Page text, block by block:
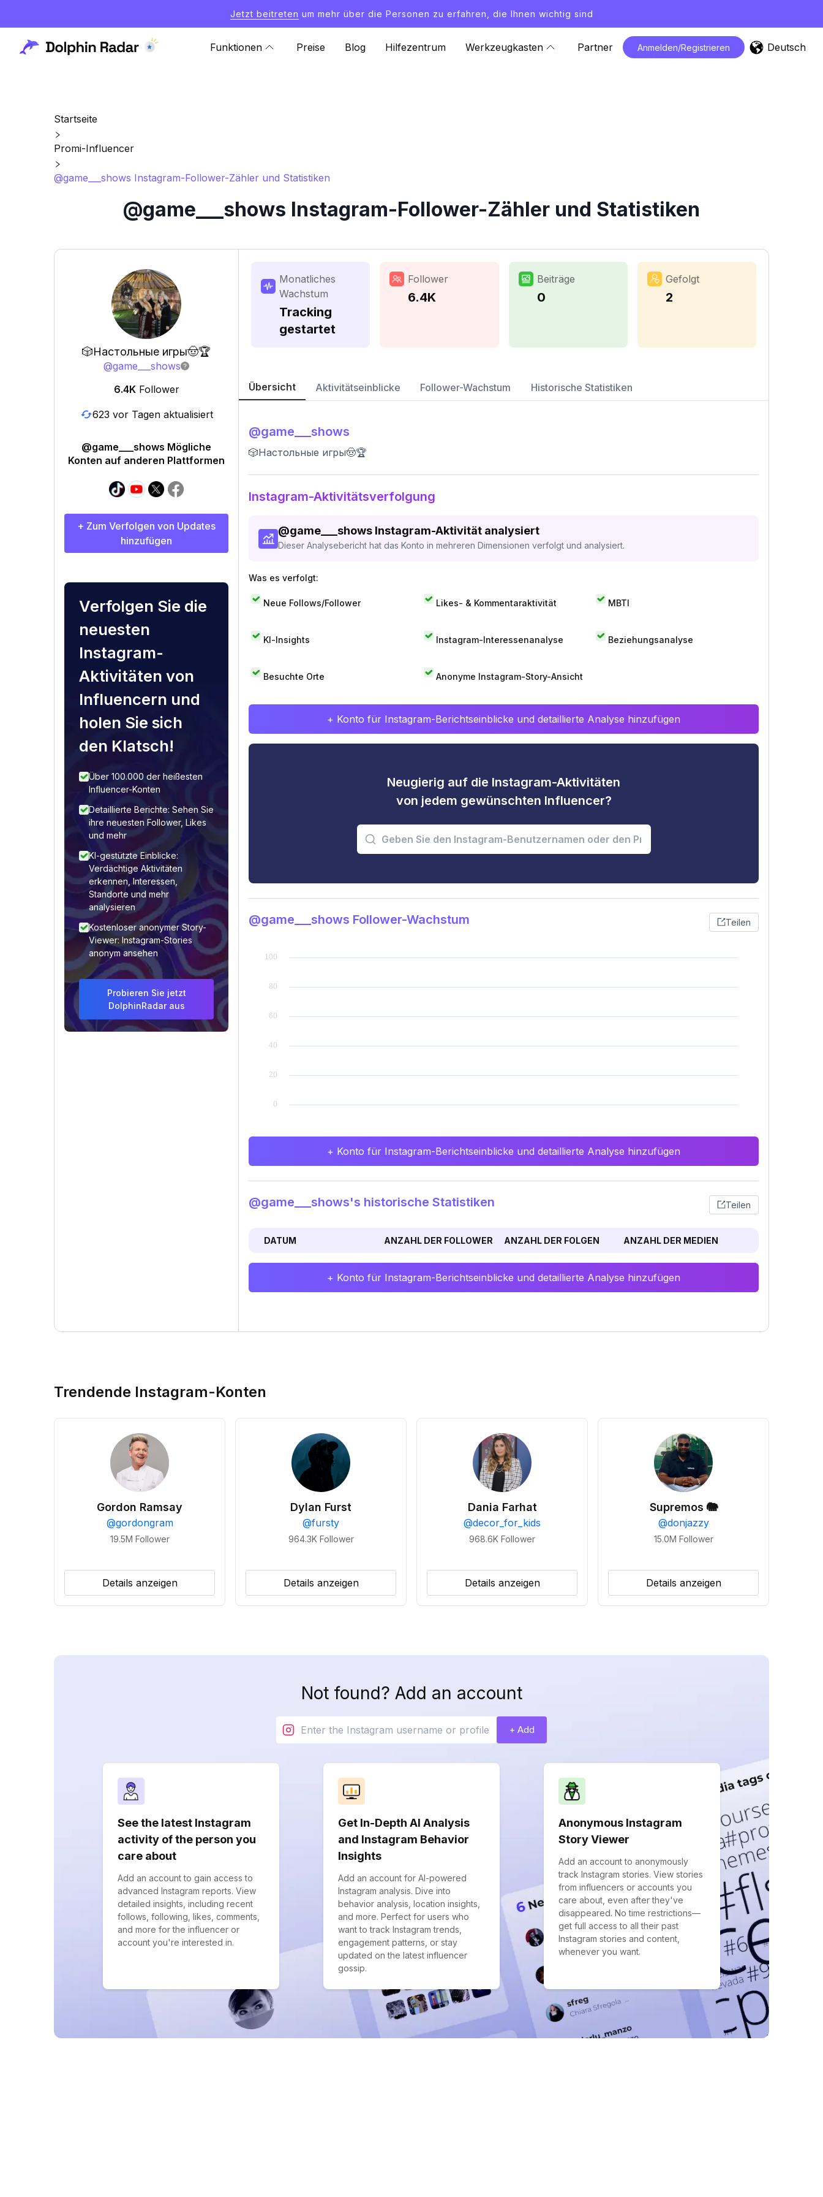
Jetzt beitreten um mehr über die Personen zu erfahren, die Ihnen wichtig sind
Funktionen Preise Blog Hilfezentrum Werkzeugkasten Partner Anmelden/Registrieren Deutsch
Startseite
Promi-Influencer
@game___shows Instagram-Follower-Zähler und Statistiken
@game___shows Instagram-Follower-Zähler und Statistiken
🎲Настольные игры🤠🏆
@game___shows
6.4K Follower
623 vor Tagen aktualisiert
@game___shows Mögliche
Konten auf anderen Plattformen
+ Zum Verfolgen von Updates
hinzufügen
Verfolgen Sie die
neuesten
Instagram-
Aktivitäten von
Influencern und
holen Sie sich
den Klatsch!
Über 100.000 der heißesten
Influencer-Konten
Detaillierte Berichte: Sehen Sie
ihre neuesten Follower, Likes
und mehr
KI-gestützte Einblicke:
Verdächtige Aktivitäten
erkennen, Interessen,
Standorte und mehr
analysieren
Kostenloser anonymer Story-
Viewer: Instagram-Stories
anonym ansehen
Probieren Sie jetzt
DolphinRadar aus
Monatliches
Wachstum
Tracking
gestartet
Follower
6.4K
Beiträge
0
Gefolgt
2
Übersicht Aktivitätseinblicke Follower-Wachstum Historische Statistiken
@game___shows
🎲Настольные игры🤠🏆
Instagram-Aktivitätsverfolgung
@game___shows Instagram-Aktivität analysiert
Dieser Analysebericht hat das Konto in mehreren Dimensionen verfolgt und analysiert.
Was es verfolgt:
Neue Follows/Follower Likes- & Kommentaraktivität MBTI
KI-Insights Instagram-Interessenanalyse Beziehungsanalyse
Besuchte Orte Anonyme Instagram-Story-Ansicht
+ Konto für Instagram-Berichtseinblicke und detaillierte Analyse hinzufügen
Neugierig auf die Instagram-Aktivitäten
von jedem gewünschten Influencer?
@game___shows Follower-Wachstum Teilen
+ Konto für Instagram-Berichtseinblicke und detaillierte Analyse hinzufügen
@game___shows's historische Statistiken Teilen
DATUM ANZAHL DER FOLLOWER ANZAHL DER FOLGEN ANZAHL DER MEDIEN
+ Konto für Instagram-Berichtseinblicke und detaillierte Analyse hinzufügen
Trendende Instagram-Konten
Gordon Ramsay
@gordongram
19.5M Follower
Details anzeigen
Dylan Furst
@fursty
964.3K Follower
Details anzeigen
Dania Farhat
@decor_for_kids
968.6K Follower
Details anzeigen
Supremos 🐘
@donjazzy
15.0M Follower
Details anzeigen
Not found? Add an account
+ Add
See the latest Instagram
activity of the person you
care about
Add an account to gain access to
advanced Instagram reports. View
detailed insights, including recent
follows, following, likes, comments,
and more for the influencer or
account you're interested in.
Get In-Depth AI Analysis
and Instagram Behavior
Insights
Add an account for AI-powered
Instagram analysis. Dive into
behavior analysis, location insights,
and more. Perfect for users who
want to track Instagram trends,
engagement patterns, or stay
updated on the latest influencer
gossip.
Anonymous Instagram
Story Viewer
Add an account to anonymously
track Instagram stories. View stories
from influencers or accounts you
care about, even after they've
disappeared. No time restrictions—
get full access to all their past
Instagram stories and content,
whenever you want.